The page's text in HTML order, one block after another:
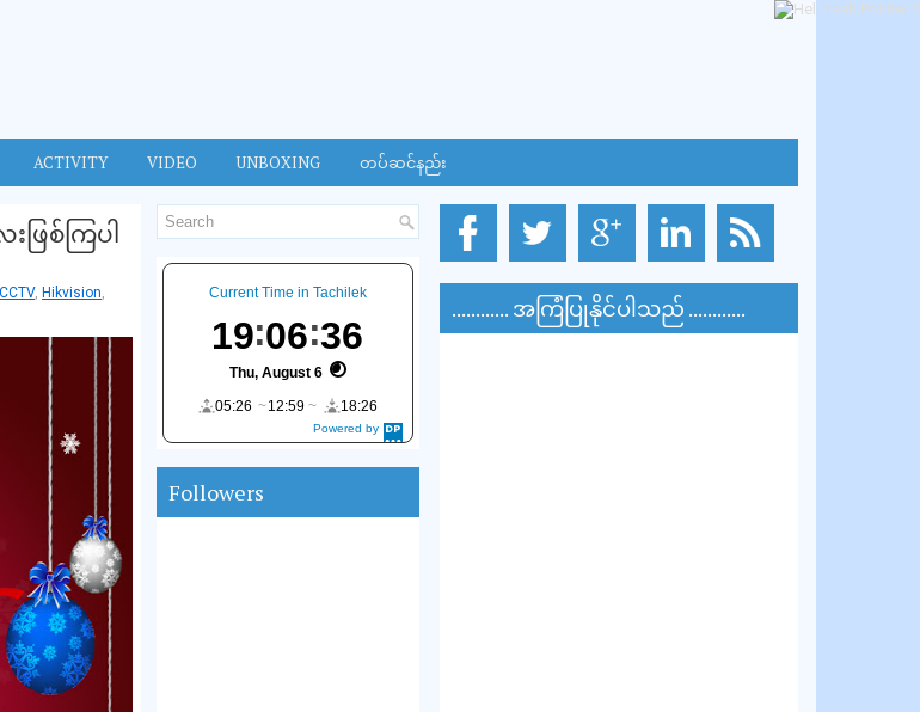
ACTIVITY VIDEO UNBOXING တပ်ဆင်နည်း
ဖြစ်ကြပါ
CCTV, Hikvision,
Powered by
DaysPedia.c
Current Time in Tachilek
19 06 37
Thu, August 6
05:26
12:59 18:26
Followers
............ အကြံပြုနိုင်ပါသည် ............